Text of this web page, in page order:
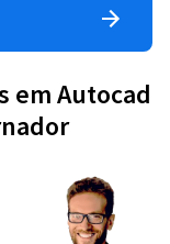
em Autocad